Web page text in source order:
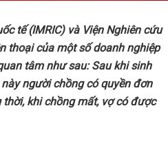
tế (IMRIC) và Viện Nghiên cứu
thoại của một số doanh nghiệp
tâm như sau:Sau khi sinh
người chồng có quyền đơn
thời, khi chồng mất, vợ có được